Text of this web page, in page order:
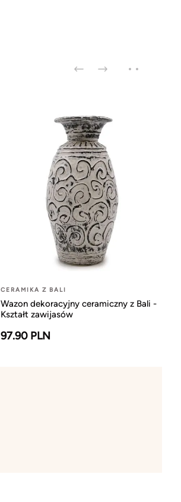
CERAMIKA Z BALI
Wazon dekoracyjny ceramiczny z Bali -
Kształt zawijasów
97.90 PLN